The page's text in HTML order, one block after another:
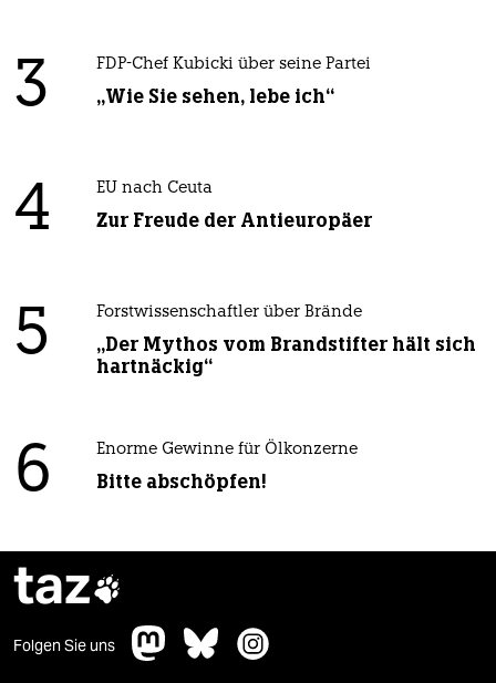
3 FDP-Chef Kubicki über seine Partei
„Wie Sie sehen, lebe ich“
4 EU nach Ceuta
Zur Freude der Antieuropäer
5 Forstwissenschaftler über Brände
„Der Mythos vom Brandstifter hält sich
hartnäckig“
6 Enorme Gewinne für Ölkonzerne
Bitte abschöpfen!
taz
Folgen Sie uns